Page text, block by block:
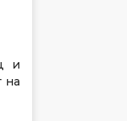
и
на